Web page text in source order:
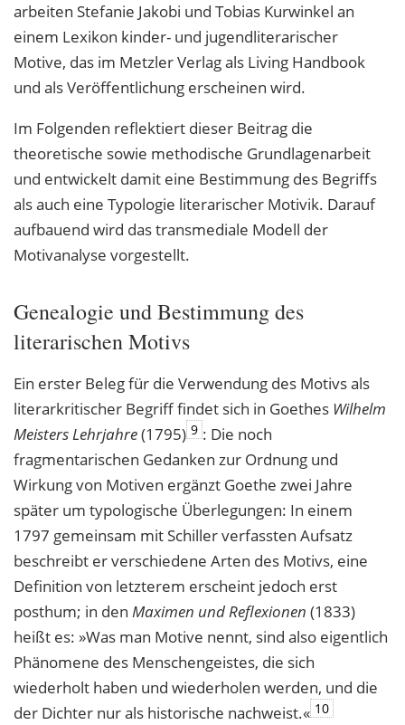
arbeiten Stefanie Jakobi und Tobias Kurwinkel an
einem Lexikon kinder- und jugendliterarischer
Motive, das im Metzler Verlag als Living Handbook
und als Veröffentlichung erscheinen wird.
Im Folgenden reflektiert dieser Beitrag die
theoretische sowie methodische Grundlagenarbeit
und entwickelt damit eine Bestimmung des Begriffs
als auch eine Typologie literarischer Motivik. Darauf
aufbauend wird das transmediale Modell der
Motivanalyse vorgestellt.
Genealogie und Bestimmung des
literarischen Motivs
Ein erster Beleg für die Verwendung des Motivs als
literarkritischer Begriff findet sich in Goethes Wilhelm
Meisters Lehrjahre(1795) 9 : Die noch
fragmentarischen Gedanken zur Ordnung und
Wirkung von Motiven ergänzt Goethe zwei Jahre
später um typologische Überlegungen: In einem
1797 gemeinsam mit Schiller verfassten Aufsatz
beschreibt er verschiedene Arten des Motivs, eine
Definition von letzterem erscheint jedoch erst
posthum; in den Maximen und Reflexionen (1833)
heißt es: »Was man Motive nennt, sind also eigentlich
Phänomene des Menschengeistes, die sich
wiederholt haben und wiederholen werden, und die
der Dichter nur als historische nachweist.« 10